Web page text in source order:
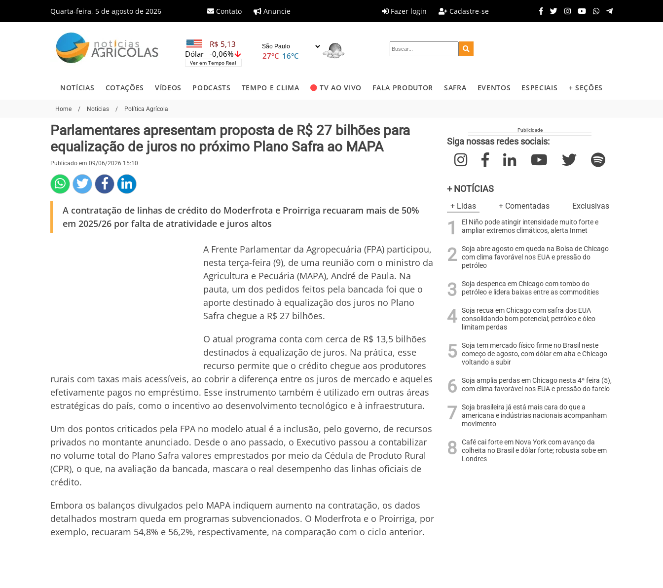
Quarta-feira, 5 de agosto de 2026 Contato Anuncie Fazer login Cadastre-se
R$ 5,13
-0,06%
Dólar
Ver em Tempo Real
27°C 16°C
NOTÍCIAS COTAÇÕES VÍDEOS PODCASTS TEMPO E CLIMA TV AO VIVO FALA PRODUTOR SAFRA EVENTOS ESPECIAIS + SEÇÕES
Home / Notícias / Política Agrícola
Parlamentares apresentam proposta de R$ 27 bilhões para
equalização de juros no próximo Plano Safra ao MAPA
Publicado em 09/06/2026 15:10
A contratação de linhas de crédito do Moderfrota e Proirriga recuaram mais de 50%
em 2025/26 por falta de atratividade e juros altos
A Frente Parlamentar da Agropecuária (FPA) participou,
nesta terça-feira (9), de uma reunião com o ministro da
Agricultura e Pecuária (MAPA), André de Paula. Na
pauta, um dos pedidos feitos pela bancada foi que o
aporte destinado à equalização dos juros no Plano
Safra chegue a R$ 27 bilhões.
O atual programa conta com cerca de R$ 13,5 bilhões
destinados à equalização de juros. Na prática, esse
recurso permite que o crédito chegue aos produtores
rurais com taxas mais acessíveis, ao cobrir a diferença entre os juros de mercado e aqueles
efetivamente pagos no empréstimo. Esse instrumento também é utilizado em outras áreas
estratégicas do país, como o incentivo ao desenvolvimento tecnológico e à infraestrutura.
Um dos pontos criticados pela FPA no modelo atual é a inclusão, pelo governo, de recursos
privados no montante anunciado. Desde o ano passado, o Executivo passou a contabilizar
no volume total do Plano Safra valores emprestados por meio da Cédula de Produto Rural
(CPR), o que, na avaliação da bancada, mascara o real desempenho das linhas oficiais de
crédito.
Embora os balanços divulgados pelo MAPA indiquem aumento na contratação, os dados
detalhados mostram queda em programas subvencionados. O Moderfrota e o Proirriga, por
exemplo, recuaram 54,8% e 56,2%, respectivamente, na comparação com o ciclo anterior.
Siga nossas redes sociais:
+ NOTÍCIAS
+ Lidas + Comentadas Exclusivas
El Niño pode atingir intensidade muito forte e
ampliar extremos climáticos, alerta Inmet
Soja abre agosto em queda na Bolsa de Chicago
com clima favorável nos EUA e pressão do
petróleo
Soja despenca em Chicago com tombo do
petróleo e lidera baixas entre as commodities
Soja recua em Chicago com safra dos EUA
consolidando bom potencial; petróleo e óleo
limitam perdas
Soja tem mercado físico firme no Brasil neste
começo de agosto, com dólar em alta e Chicago
voltando a subir
Soja amplia perdas em Chicago nesta 4ª feira (5),
com clima favorável nos EUA e pressão do farelo
Soja brasileira já está mais cara do que a
americana e indústrias nacionais acompanham
movimento
Café cai forte em Nova York com avanço da
colheita no Brasil e dólar forte; robusta sobe em
Londres